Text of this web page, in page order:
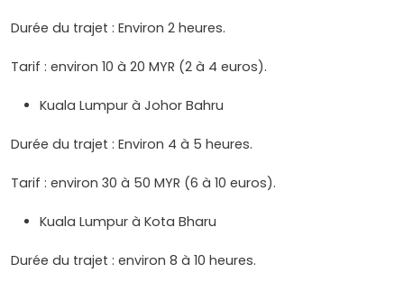
Durée du trajet : Environ 2 heures.
Tarif : environ 10 à 20 MYR (2 à 4 euros).
Kuala Lumpur à Johor Bahru
Durée du trajet : Environ 4 à 5 heures.
Tarif : environ 30 à 50 MYR (6 à 10 euros).
Kuala Lumpur à Kota Bharu
Durée du trajet : environ 8 à 10 heures.